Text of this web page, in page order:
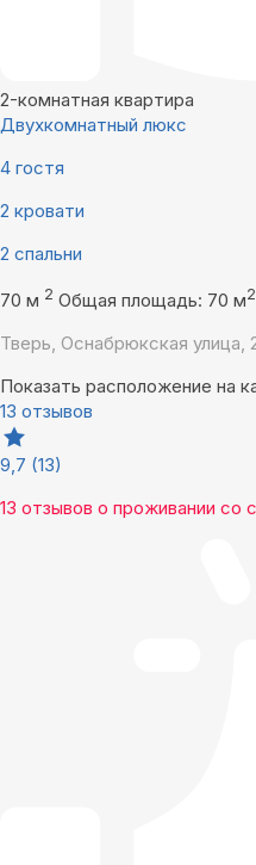
2-комнатная квартира
Двухкомнатный люкс
4 гостя
2 кровати
2 спальни
70 м 2 Общая площадь: 70 м2
Тверь, Оснабрюкская улица,
Показать расположение на
13 отзывов
9,7 (13)
13 отзывов о проживании со